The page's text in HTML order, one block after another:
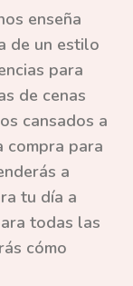
enseña
de un estilo
para
de cenas
cansados a
compra para
a
tu día a
todas las
cómo